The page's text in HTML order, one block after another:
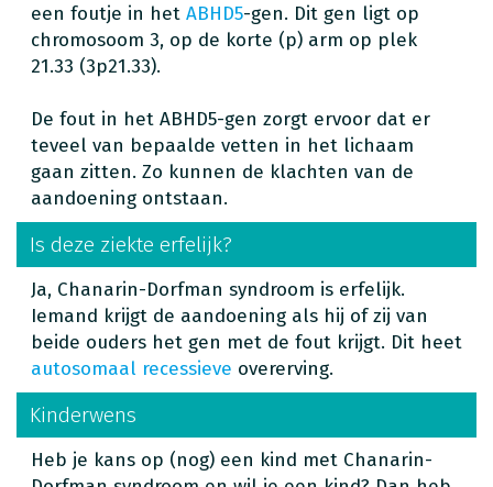
een foutje in het ABHD5-gen. Dit gen ligt op
chromosoom 3, op de korte (p) arm op plek
21.33 (3p21.33).
De fout in het ABHD5-gen zorgt ervoor dat er
teveel van bepaalde vetten in het lichaam
gaan zitten. Zo kunnen de klachten van de
aandoening ontstaan.
Is deze ziekte erfelijk?
Ja, Chanarin-Dorfman syndroom is erfelijk.
Iemand krijgt de aandoening als hij of zij van
beide ouders het gen met de fout krijgt. Dit heet
autosomaal recessieve overerving.
Kinderwens
Heb je kans op (nog) een kind met Chanarin-